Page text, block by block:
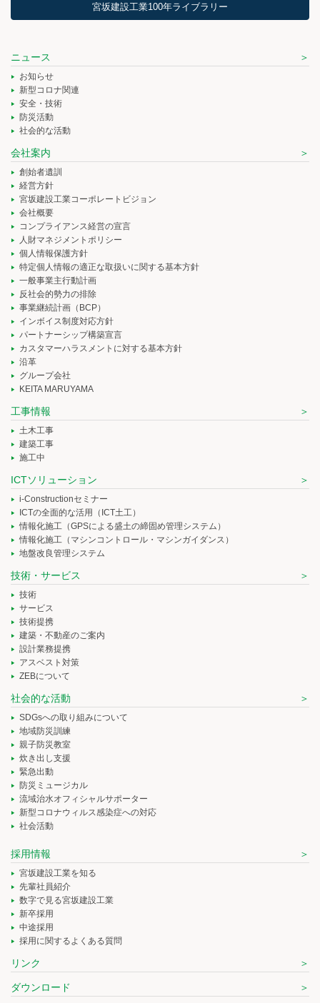
宮坂建設工業100年ライブラリー
ニュース
お知らせ
新型コロナ関連
安全・技術
防災活動
社会的な活動
会社案内
創始者遺訓
経営方針
宮坂建設工業コーポレートビジョン
会社概要
コンプライアンス経営の宣言
人財マネジメントポリシー
個人情報保護方針
特定個人情報の適正な取扱いに関する基本方針
一般事業主行動計画
反社会的勢力の排除
事業継続計画（BCP）
インボイス制度対応方針
パートナーシップ構築宣言
カスタマーハラスメントに対する基本方針
沿革
グループ会社
KEITA MARUYAMA
工事情報
土木工事
建築工事
施工中
ICTソリューション
i-Constructionセミナー
ICTの全面的な活用（ICT土工）
情報化施工（GPSによる盛土の締固め管理システム）
情報化施工（マシンコントロール・マシンガイダンス）
地盤改良管理システム
技術・サービス
技術
サービス
技術提携
建築・不動産のご案内
設計業務提携
アスベスト対策
ZEBについて
社会的な活動
SDGsへの取り組みについて
地域防災訓練
親子防災教室
炊き出し支援
緊急出動
防災ミュージカル
流域治水オフィシャルサポーター
新型コロナウィルス感染症への対応
社会活動
採用情報
宮坂建設工業を知る
先輩社員紹介
数字で見る宮坂建設工業
新卒採用
中途採用
採用に関するよくある質問
リンク
ダウンロード